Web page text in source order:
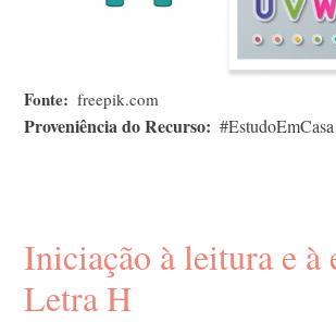
Fonte freepik.com
Proveniência do Recurso
Iniciação à leitura e à
Letra H